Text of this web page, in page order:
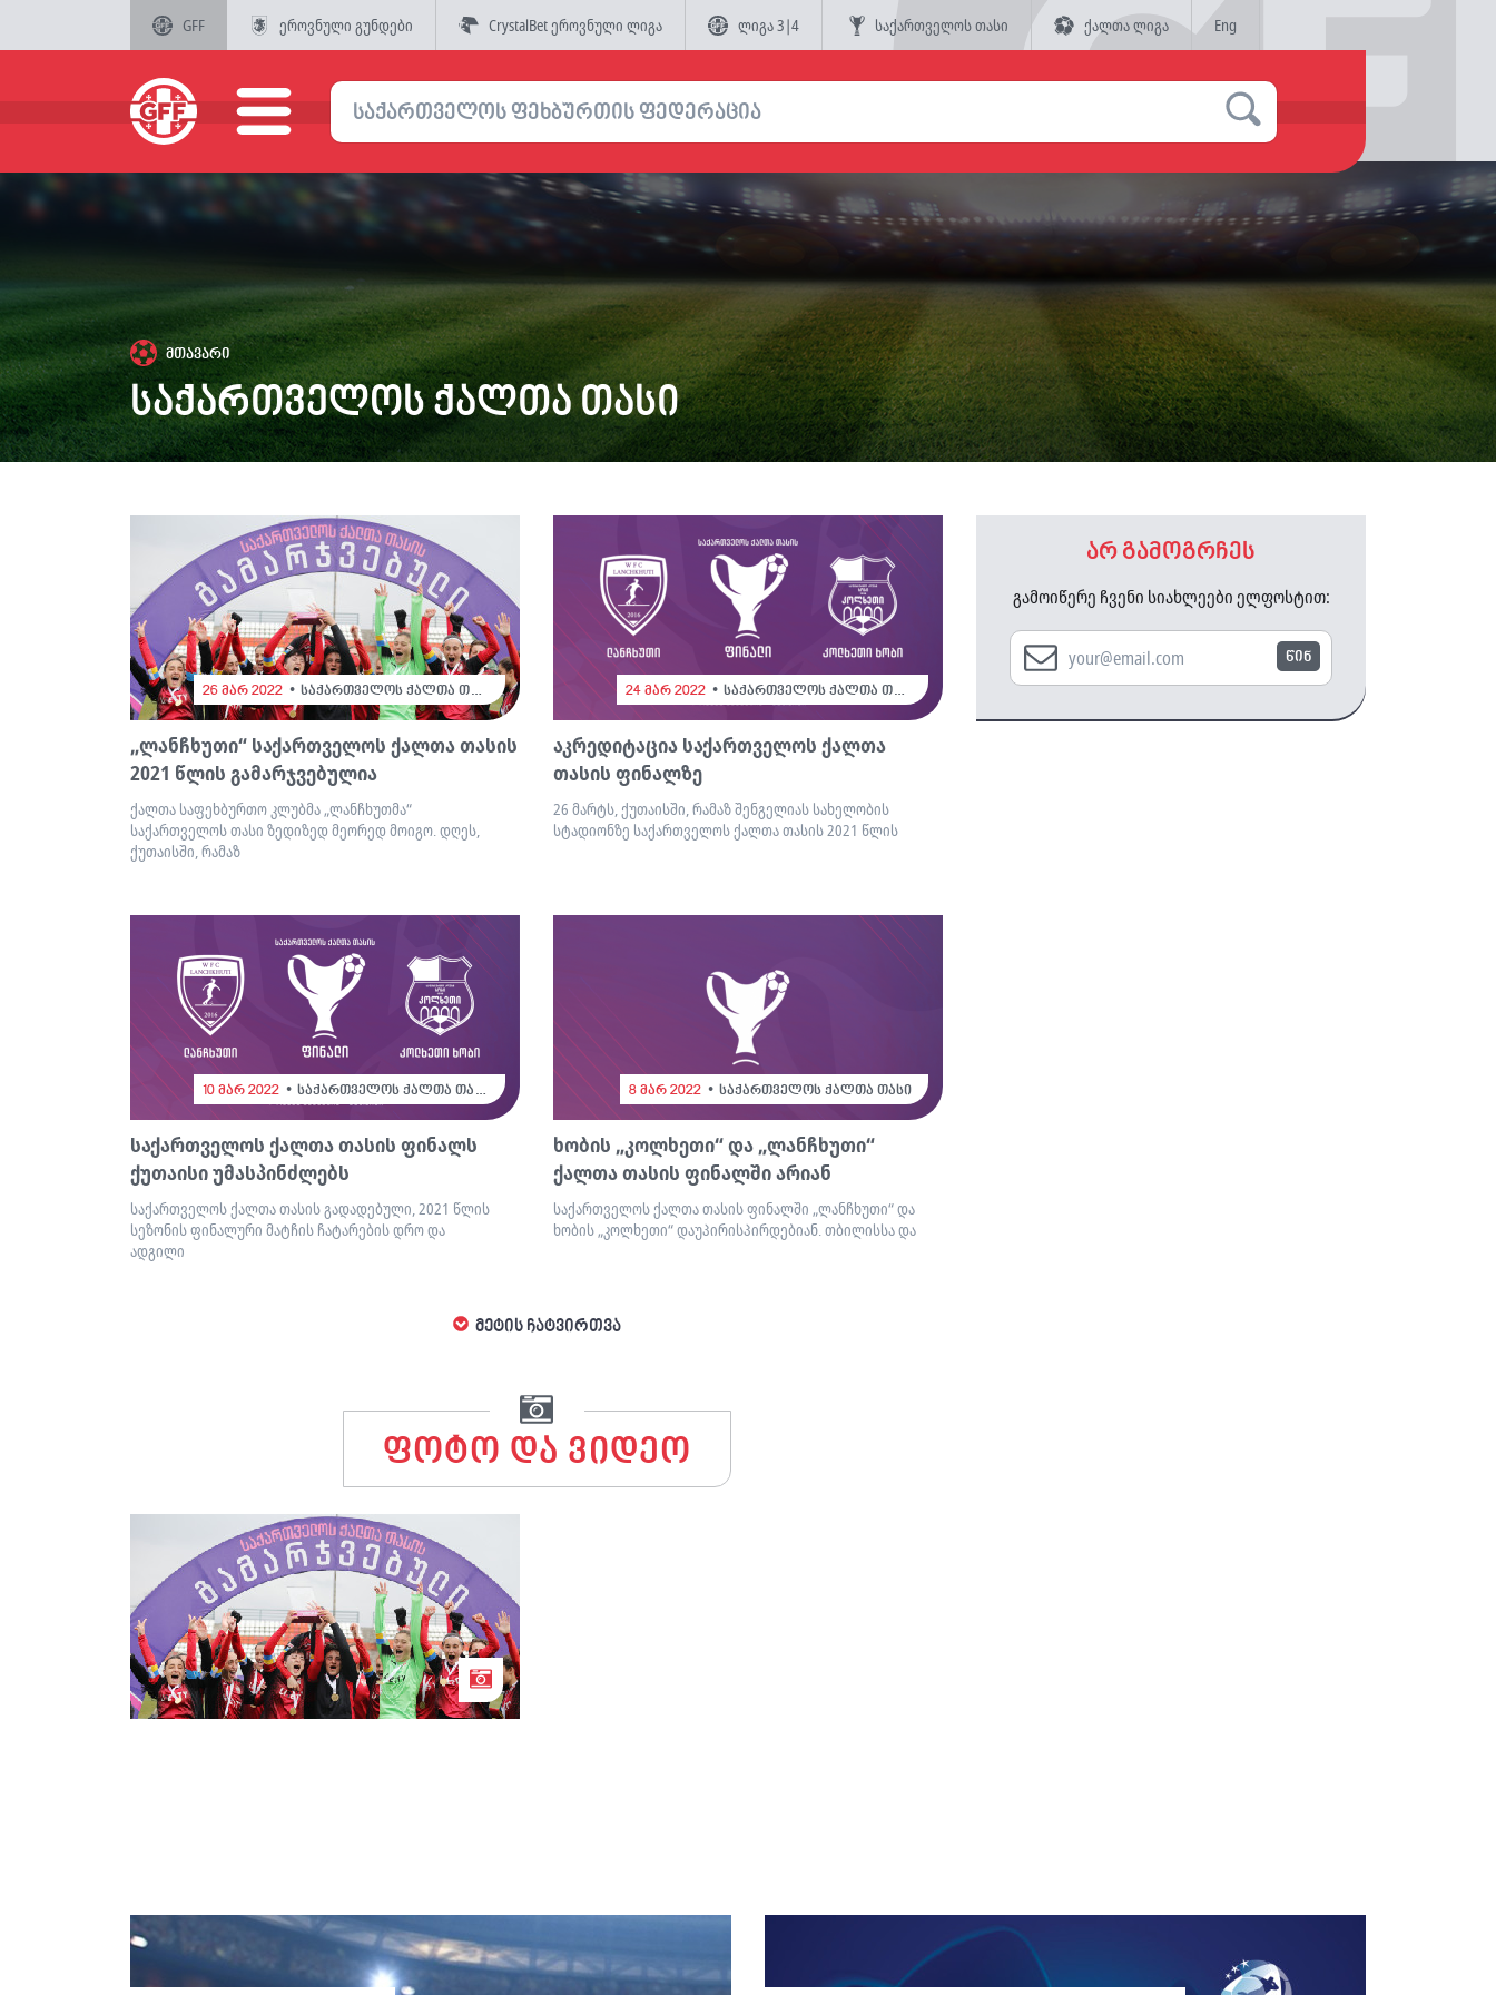
GFF ეროვნული გუნდები CrystalBet ეროვნული ლიგა ლიგა 3|4 საქართველოს თასი ქალთა ლიგა Eng
მთავარი
საქართველოს ქალთა თასი
26 მარ 2022 საქართველოს ქალთა თასი
„ლანჩხუთი“ საქართველოს ქალთა თასის
2021 წლის გამარჯვებულია
ქალთა საფეხბურთო კლუბმა „ლანჩხუთმა“
საქართველოს თასი ზედიზედ მეორედ მოიგო. დღეს,
ქუთაისში, რამაზ
24 მარ 2022 საქართველოს ქალთა თასი
აკრედიტაცია საქართველოს ქალთა
თასის ფინალზე
26 მარტს, ქუთაისში, რამაზ შენგელიას სახელობის
სტადიონზე საქართველოს ქალთა თასის 2021 წლის
10 მარ 2022 საქართველოს ქალთა თასი
საქართველოს ქალთა თასის ფინალს
ქუთაისი უმასპინძლებს
საქართველოს ქალთა თასის გადადებული, 2021 წლის
სეზონის ფინალური მატჩის ჩატარების დრო და
ადგილი
8 მარ 2022 საქართველოს ქალთა თასი
ხობის „კოლხეთი“ და „ლანჩხუთი“
ქალთა თასის ფინალში არიან
საქართველოს ქალთა თასის ფინალში „ლანჩხუთი“ და
ხობის „კოლხეთი“ დაუპირისპირდებიან. თბილისსა და
მეტის ჩატვირთვა
ფოტო და ვიდეო
„ლანჩხუთი“ საქართველოს ქალთა
თასის 2021 წლის გამარჯვებულია
არ გამოგრჩეს
გამოიწერე ჩვენი სიახლეები ელფოსტით:
წინ